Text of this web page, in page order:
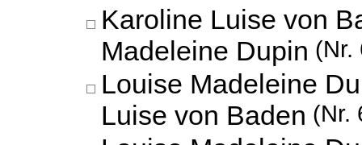
Karoline Luise von
Madeleine Dupin (Nr.
Louise Madeleine
Luise von Baden (Nr.